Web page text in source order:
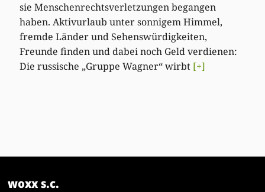
sie Menschenrechtsverletzungen begangen
haben. Aktivurlaub unter sonnigem Himmel,
fremde Länder und Sehenswürdigkeiten,
Freunde finden und dabei noch Geld verdienen:
Die russische „Gruppe Wagner“ wirbt [+]
woxx s.c.